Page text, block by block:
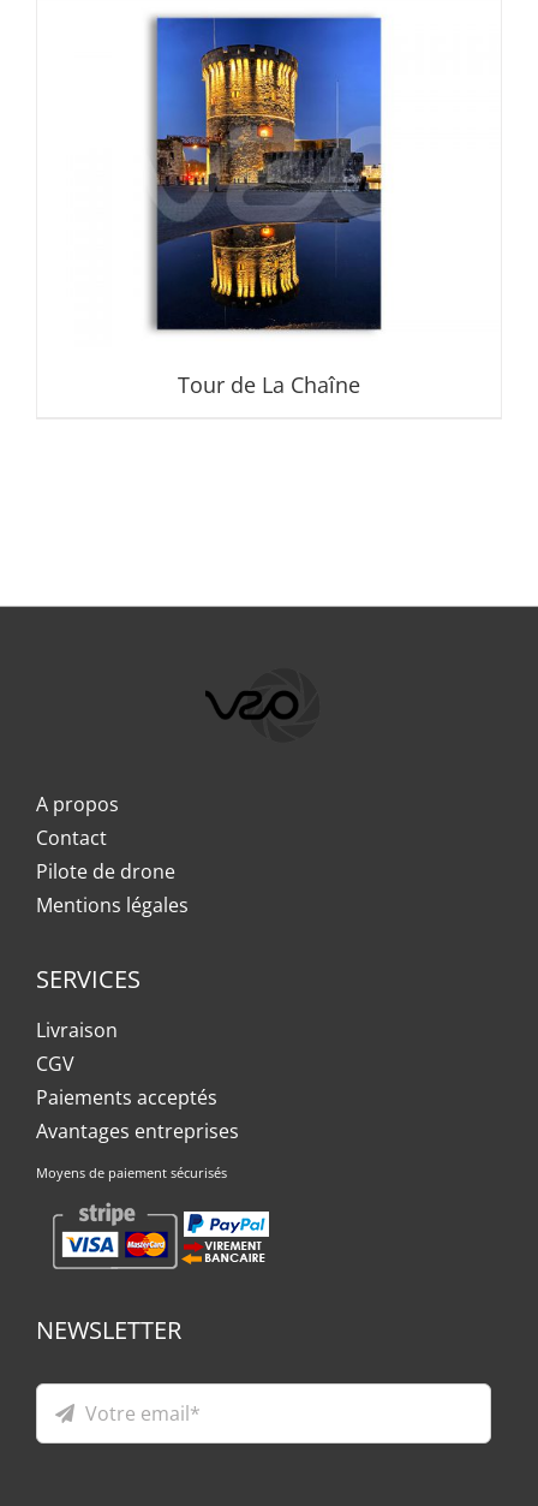
Tour de La Chaîne
A propos
Contact
Pilote de drone
Mentions légales
SERVICES
Livraison
CGV
Paiements acceptés
Avantages entreprises
Moyens de paiement sécurisés
NEWSLETTER